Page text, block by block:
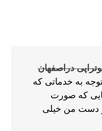
دراصفهان
به خدماتی که
که صورت
دست من خیلی